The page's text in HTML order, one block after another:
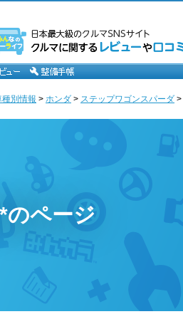
種別情報 > ホンダ > ステップワゴンスパーダ >
のページ